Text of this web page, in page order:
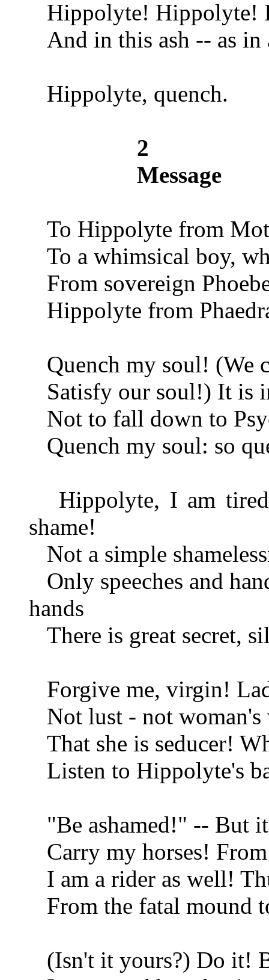
Hippolyte! Hippolyte!
And in this ash -- as in
Hippolyte, quench.
2
Message
To Hippolyte from
To a whimsical boy,
From sovereign
Hippolyte from
Quench my soul! (We
Satisfy our soul!) It is
Not to fall down to
Quench my soul: so
Hippolyte, I am
shame!
Not a simple
Only speeches and
hands
There is great secret,
Forgive me, virgin!
Not lust - not
That she is seducer!
Listen to Hippolyte's
"Be ashamed!" -- But
Carry my horses!
I am a rider as well!
From the fatal mound
(Isn't it yours?) Do it!